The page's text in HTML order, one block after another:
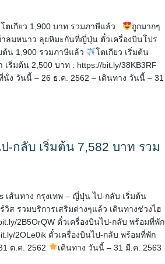
ตเกียว 1,900 บาท รวมภาษีแล้ว
ถูกมากๆ
ลมหนาว ลุยหิมะกันที่ญี่ปุ่น ตั๋วเครื่องบินโปร
ต้น 1,900 รวมภาษีแล้ว
โตเกียว เริ่มต้น
เริ่มต้น 2,500 บาท : https://bit.ly/38KB3RF
นั่ง วันนี้ – 26 ธ.ค. 2562 – เดินทาง วันนี้ – 31
-กลับ เริ่มต้น 7,582 บาท รวม
เส้นทาง กรุงเทพ – ญี่ปุ่น ไป-กลับ เริ่มต้น
ส รวมบริการเสริมต่างๆแล้ว เดินทางช่วงไฮ
2B5OrQW ตั๋วเครื่องบินไป-กลับ พร้อมที่พัก
2OLe0ik ตั๋วเครื่องบินไป-กลับ พร้อมที่พัก
ต.ค. 2562 เดินทาง วันนี้ – 31 มี.ค. 2563